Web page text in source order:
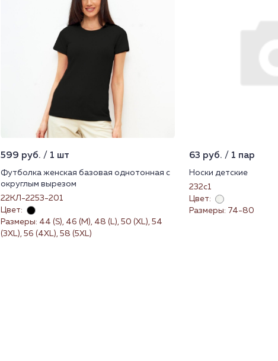
599 руб. / 1 шт
Футболка женская базовая однотонная с
округлым вырезом
22КЛ-2253-201
Цвет:
Размеры: 44 (S), 46 (M), 48 (L), 50 (XL), 54
(3XL), 56 (4XL), 58 (5XL)
63 руб. / 1 пар
Носки детские
232с1
Цвет:
Размеры: 74-80